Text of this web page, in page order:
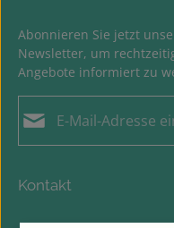
Abonnieren Sie jetzt
Newsletter, um
Angebote informiert zu
Ich habe die
Die mit einem Stern (*)
Kontakt